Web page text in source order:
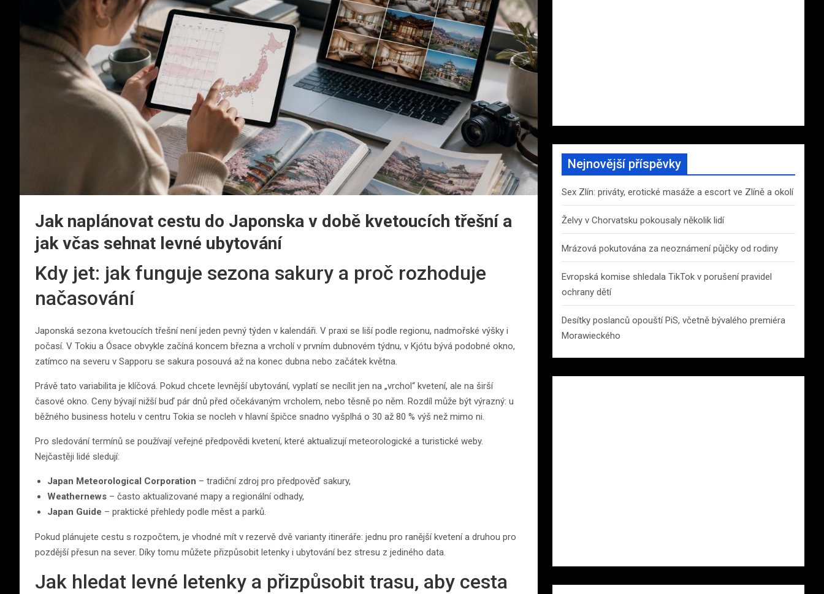
Jak naplánovat cestu do Japonska v době kvetoucích třešní a
jak včas sehnat levné ubytování
Kdy jet: jak funguje sezona sakury a proč rozhoduje
načasování
Japonská sezona kvetoucích třešní není jeden pevný týden v kalendáři. V praxi se liší podle regionu, nadmořské výšky i
počasí. V Tokiu a Ósace obvykle začíná koncem března a vrcholí v prvním dubnovém týdnu, v Kjótu bývá podobné okno,
zatímco na severu v Sapporu se sakura posouvá až na konec dubna nebo začátek května.
Právě tato variabilita je klíčová. Pokud chcete levnější ubytování, vyplatí se necílit jen na „vrchol“ kvetení, ale na širší
časové okno. Ceny bývají nižší buď pár dnů před očekávaným vrcholem, nebo těsně po něm. Rozdíl může být výrazný: u
běžného business hotelu v centru Tokia se nocleh v hlavní špičce snadno vyšplhá o 30 až 80 % výš než mimo ni.
Pro sledování termínů se používají veřejné předpovědi kvetení, které aktualizují meteorologické a turistické weby.
Nejčastěji lidé sledují:
Japan Meteorological Corporation – tradiční zdroj pro předpověď sakury,
Weathernews – často aktualizované mapy a regionální odhady,
Japan Guide – praktické přehledy podle měst a parků.
Pokud plánujete cestu s rozpočtem, je vhodné mít v rezervě dvě varianty itineráře: jednu pro ranější kvetení a druhou pro
pozdější přesun na sever. Díky tomu můžete přizpůsobit letenky i ubytování bez stresu z jediného data.
Jak hledat levné letenky a přizpůsobit trasu, aby cesta
Nejnovější příspěvky
Sex Zlín: priváty, erotické masáže a escort ve Zlíně a okolí
Želvy v Chorvatsku pokousaly několik lidí
Mrázová pokutována za neoznámení půjčky od rodiny
Evropská komise shledala TikTok v porušení pravidel
ochrany dětí
Desítky poslanců opouští PiS, včetně bývalého premiéra
Morawieckého